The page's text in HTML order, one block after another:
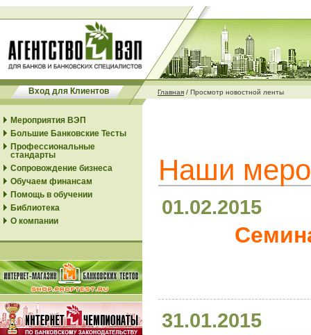
Вход для Клиентов Главная / Просмотр новостной ленты
Мероприятия ВЭП
Большие Банковские Тесты
Профессиональные
стандарты
Сопровождение бизнеса
Обучаем финансам
Помощь в обучении
Библиотека
О компании
Наши
01.02.2015
31.01.2015